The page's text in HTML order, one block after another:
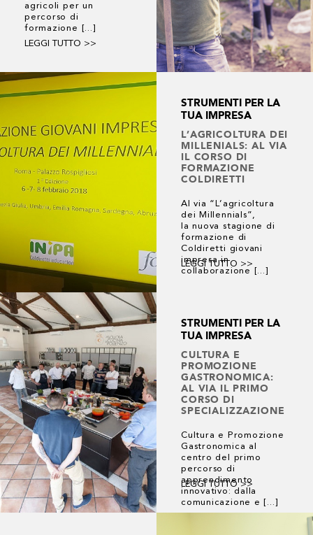
agricoli per un
percorso di
formazione [...]
LEGGI TUTTO >>
STRUMENTI PER LA
TUA IMPRESA
L’AGRICOLTURA DEI
MILLENIALS: AL VIA
IL CORSO DI
FORMAZIONE
COLDIRETTI
Al via “L’agricoltura
dei Millennials”,
la nuova stagione di
formazione di
Coldiretti giovani
impresa in
collaborazione [...]
LEGGI TUTTO >>
STRUMENTI PER LA
TUA IMPRESA
CULTURA E
PROMOZIONE
GASTRONOMICA:
AL VIA IL PRIMO
CORSO DI
SPECIALIZZAZIONE
Cultura e Promozione
Gastronomica al
centro del primo
percorso di
apprendimento
innovativo: dalla
comunicazione e [...]
LEGGI TUTTO >>